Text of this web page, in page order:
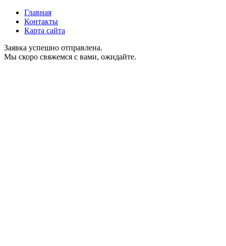
Главная
Контакты
Карта сайта
Заявка успешно отправлена.
Мы скоро свяжемся с вами, ожидайте.